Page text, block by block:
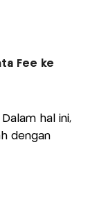
Fee ke
hal ini,
dengan